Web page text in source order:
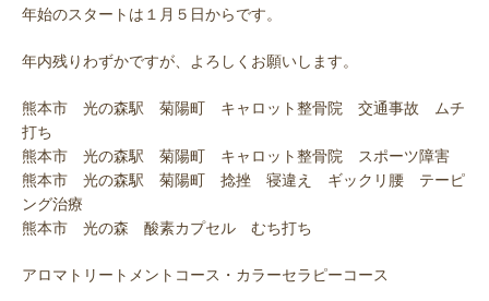
年始のスタートは１月５日からです。
年内残りわずかですが、よろしくお願いします。
熊本市 光の森駅 菊陽町 キャロット整骨院 交通事故 ムチ
打ち
熊本市 光の森駅 菊陽町 キャロット整骨院 スポーツ障害
熊本市 光の森駅 菊陽町 捻挫 寝違え ギックリ腰 テーピ
ング治療
熊本市 光の森 酸素カプセル むち打ち
アロマトリートメントコース・カラーセラピーコース